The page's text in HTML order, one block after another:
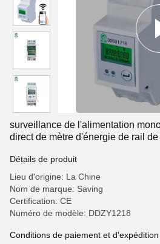
surveillance de l'alimentation
direct de mètre d'énergie de rail
Détails de produit
Lieu d'origine: La Chine
Nom de marque: Saving
Certification: CE
Numéro de modèle: DDZY1218
Conditions de paiement et d'expédition